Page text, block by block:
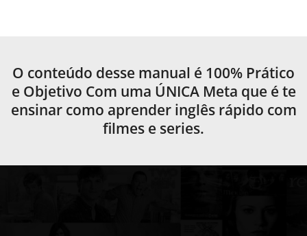
O conteúdo desse manual é 100% Prático
e Objetivo Com uma ÚNICA Meta que é te
ensinar como aprender inglês rápido com
filmes e series.